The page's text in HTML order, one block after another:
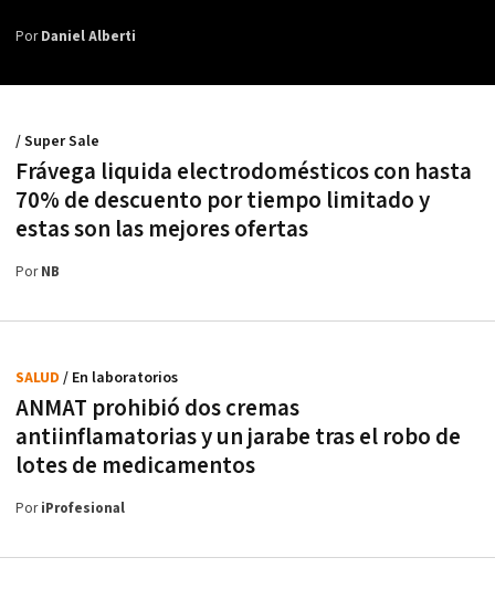
PorDaniel Alberti
Frávega liquida electrodomésticos con hasta
70% de descuento por tiempo limitado y
estas son las mejores ofertas
/ Super Sale
PorNB
ANMAT prohibió dos cremas
antiinflamatorias y un jarabe tras el robo de
lotes de medicamentos
SALUD / En laboratorios
PoriProfesional